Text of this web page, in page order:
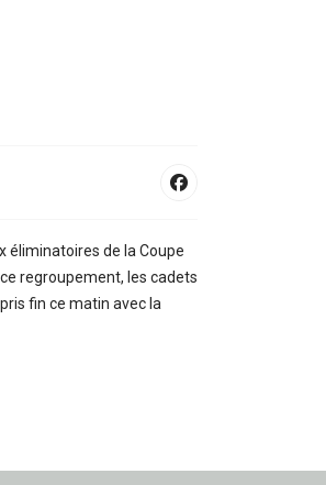
éliminatoires de la Coupe
regroupement, les cadets
fin ce matin avec la